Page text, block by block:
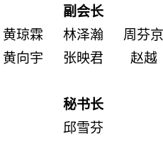
副会长
黄琼霖 林泽瀚
周芬
黄向宇 张映君 赵越
秘书长
邱雪芬